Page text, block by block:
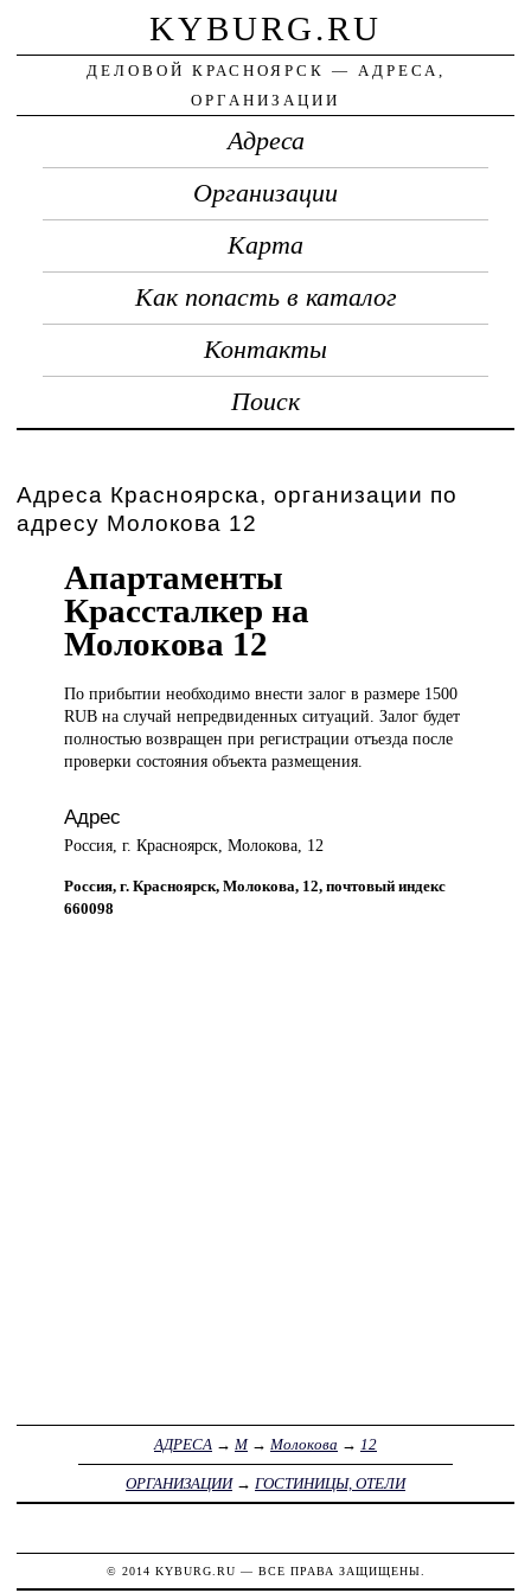
KYBURG.RU
ДЕЛОВОЙ КРАСНОЯРСК — АДРЕСА,
ОРГАНИЗАЦИИ
Адреса
Организации
Карта
Как попасть в каталог
Контакты
Поиск
Адреса Красноярска, организации по
адресу Молокова 12
Апартаменты
Крассталкер на
Молокова 12
По прибытиинеобходимо внести залог в размере 1500
RUB на случай непредвиденных ситуаций. Залог будет
полностью возвращен при регистрации отъезда после
проверки состояния объекта размещения.
Адрес
Россия, г. Красноярск, Молокова, 12
Россия, г. Красноярск, Молокова, 12, почтовый индекс
660098
АДРЕСА → М→ Молокова → 12
ОРГАНИЗАЦИИ→ ГОСТИНИЦЫ, ОТЕЛИ
© 2014 KYBURG.RU — ВСЕ ПРАВА ЗАЩИЩЕНЫ.